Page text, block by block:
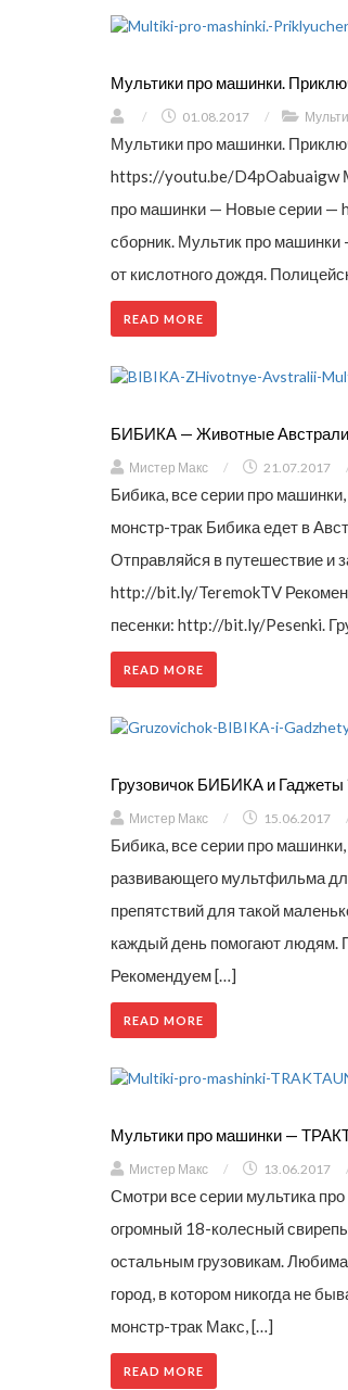
Мультики про машинки.
/ 01.08.2017 /
Мультики про машинки.
https://youtu.be/D4pOabuaigw
про машинки — Новые серии —
сборник. Мультик про
от кислотного дождя.
READ MORE
БИБИКА — Животные
Мистер Макс / 21.07.2017
Бибика, все серии про
монстр-трак Бибика едет в
Отправляйся в путешествие и
http://bit.ly/TeremokTV
песенки: http://bit.ly/Pesenki.
READ MORE
Грузовичок БИБИКА и
Мистер Макс / 15.06.2017
Бибика, все серии про
развивающего мультфильма
препятствий для такой
каждый день помогают людям.
Рекомендуем […]
READ MORE
Мультики про машинки —
Мистер Макс / 13.06.2017
Смотри все серии мультика
огромный 18-колесный
остальным грузовикам.
город, в котором никогда не
монстр-трак Макс, […]
READ MORE